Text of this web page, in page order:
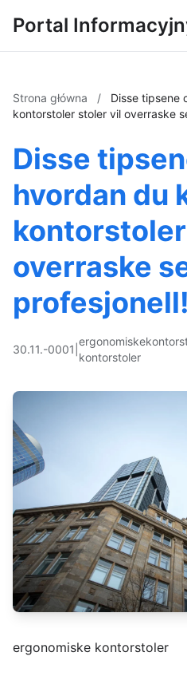
Portal
Strona główna /
Disse tipsene
kontorstoler stoler vil overraske
Disse
hvordan du
overraske
profesjonell!
30.11.-0001
ergonomiske
kontorstoler
ergonomiske kontorstoler